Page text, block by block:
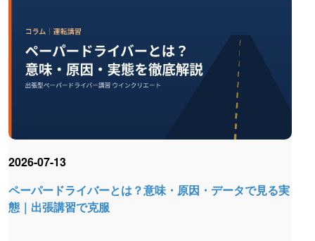
ペーパードライバーとは？意味・原因・データで見る実
態｜出張講習で克服
2026-07-13